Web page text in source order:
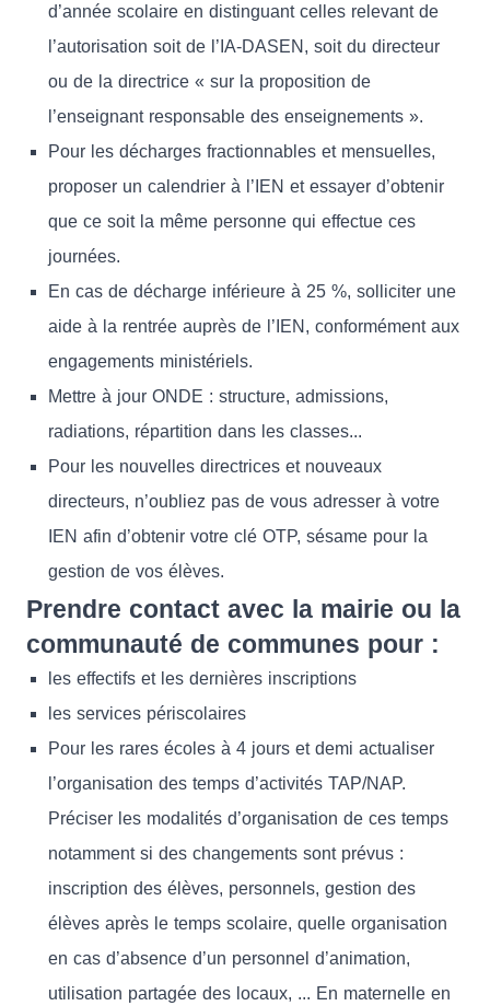
d’année scolaire en distinguant celles relevant de
l’autorisation soit de l’IA-DASEN, soit du directeur
ou de la directrice « sur la proposition de
l’enseignant responsable des enseignements ».
Pour les décharges fractionnables et mensuelles,
proposer un calendrier à l’IEN et essayer d’obtenir
que ce soit la même personne qui effectue ces
journées.
En cas de décharge inférieure à 25 %, solliciter une
aide à la rentrée auprès de l’IEN, conformément aux
engagements ministériels.
Mettre à jour ONDE : structure, admissions,
radiations, répartition dans les classes...
Pour les nouvelles directrices et nouveaux
directeurs, n’oubliez pas de vous adresser à votre
IEN afin d’obtenir votre clé OTP, sésame pour la
gestion de vos élèves.
Prendre contact avec la mairie ou la
communauté de communes pour :
les effectifs et les dernières inscriptions
les services périscolaires
Pour les rares écoles à 4 jours et demi actualiser
l’organisation des temps d’activités TAP/NAP.
Préciser les modalités d’organisation de ces temps
notamment si des changements sont prévus :
inscription des élèves, personnels, gestion des
élèves après le temps scolaire, quelle organisation
en cas d’absence d’un personnel d’animation,
utilisation partagée des locaux, ... En maternelle en